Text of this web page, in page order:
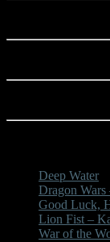
Deep Water
Dragon Wars
Good Luck,
Lion Fist –
War of the